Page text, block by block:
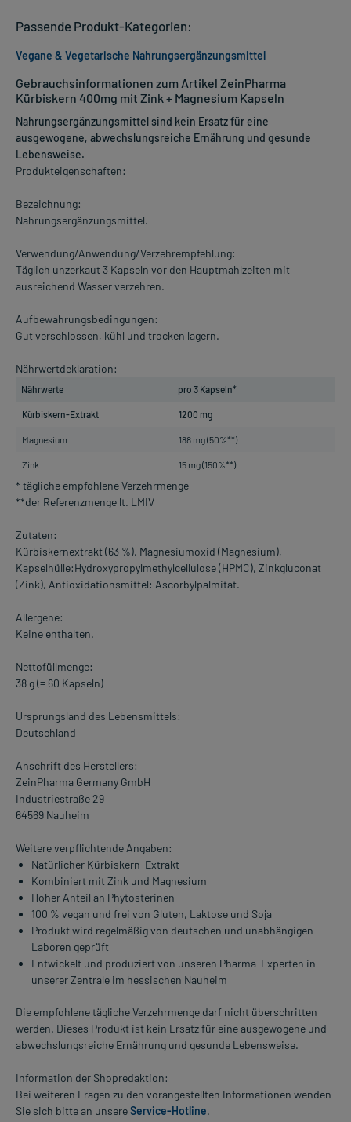
Gebrauchsinformationen zum Artikel ZeinPharma
Kürbiskern 400mg mit Zink + Magnesium Kapseln
Nahrungsergänzungsmittel sind kein Ersatz für eine
ausgewogene, abwechslungsreiche Ernährung und gesunde
Lebensweise.
Produkteigenschaften:
Bezeichnung:
Nahrungsergänzungsmittel.
Verwendung/Anwendung/Verzehrempfehlung:
Täglich unzerkaut 3 Kapseln vor den Hauptmahlzeiten mit
ausreichend Wasser verzehren.
Aufbewahrungsbedingungen:
Gut verschlossen, kühl und trocken lagern.
Nährwertdeklaration:
Nährwerte pro 3 Kapseln*
Kürbiskern-Extrakt 1200 mg
Magnesium 188 mg (50%**)
Zink 15 mg (150%**)
* tägliche empfohlene Verzehrmenge
**der Referenzmenge lt. LMIV
Zutaten:
Kürbiskernextrakt (63 %), Magnesiumoxid (Magnesium),
Kapselhülle:Hydroxypropylmethylcellulose (HPMC), Zinkgluconat
(Zink), Antioxidationsmittel: Ascorbylpalmitat.
Allergene:
Keine enthalten.
Nettofüllmenge:
38 g (= 60 Kapseln)
Ursprungsland des Lebensmittels:
Deutschland
Anschrift des Herstellers:
ZeinPharma Germany GmbH
Industriestraße 29
64569 Nauheim
Weitere verpflichtende Angaben:
Natürlicher Kürbiskern-Extrakt
Kombiniert mit Zink und Magnesium
Hoher Anteil an Phytosterinen
100 % vegan und frei von Gluten, Laktose und Soja
Produkt wird regelmäßig von deutschen und unabhängigen
Laboren geprüft
Entwickelt und produziert von unseren Pharma-Experten in
unserer Zentrale im hessischen Nauheim
Die empfohlene tägliche Verzehrmenge darf nicht überschritten
werden. Dieses Produkt ist kein Ersatz für eine ausgewogene und
abwechslungsreiche Ernährung und gesunde Lebensweise.
Information der Shopredaktion:
Bei weiteren Fragen zu den vorangestellten Informationen wenden
Sie sich bitte an unsereService-Hotline.
Passende Produkt-Kategorien:
Vegane & Vegetarische Nahrungsergänzungsmittel